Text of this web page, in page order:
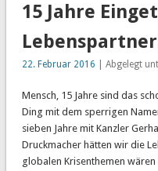
15 Jahre
22. Februar 2016 | Abgelegt
Mensch, 15 Jahre sind das
Ding mit dem sperrigen
sieben Jahre mit Kanzler
Druckmacher hätten wir die
globalen Krisenthemen